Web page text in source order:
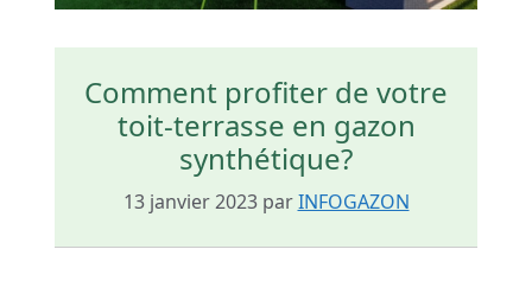
Comment profiter de votre
toit-terrasse en gazon
synthétique?
13 janvier 2023 parINFOGAZON